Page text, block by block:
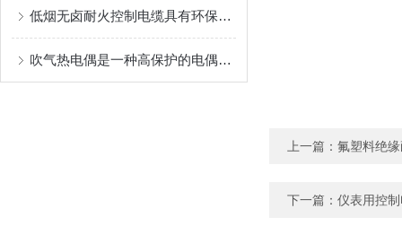
低烟无卤耐火控制电缆具有环保、安全和耐火性的优势
吹气热电偶是一种高保护的电偶装置
上一篇： 氟塑料绝
下一篇： 仪表用控